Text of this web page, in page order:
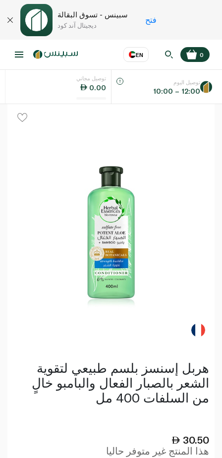
سبينس - تسوق البقالة
ديجيتال آند كود
فتح
EN
اللغة عر
0
توصيل مجاني
0.00
توصيل اليوم
10:00 – 12:00
هربل إسنسز بلسم طبيعي لتقوية
الشعر بالصبار الفعال والبامبو خالٍ
من السلفات 400 مل
30.50
هذا المنتج غير متوفر حاليا